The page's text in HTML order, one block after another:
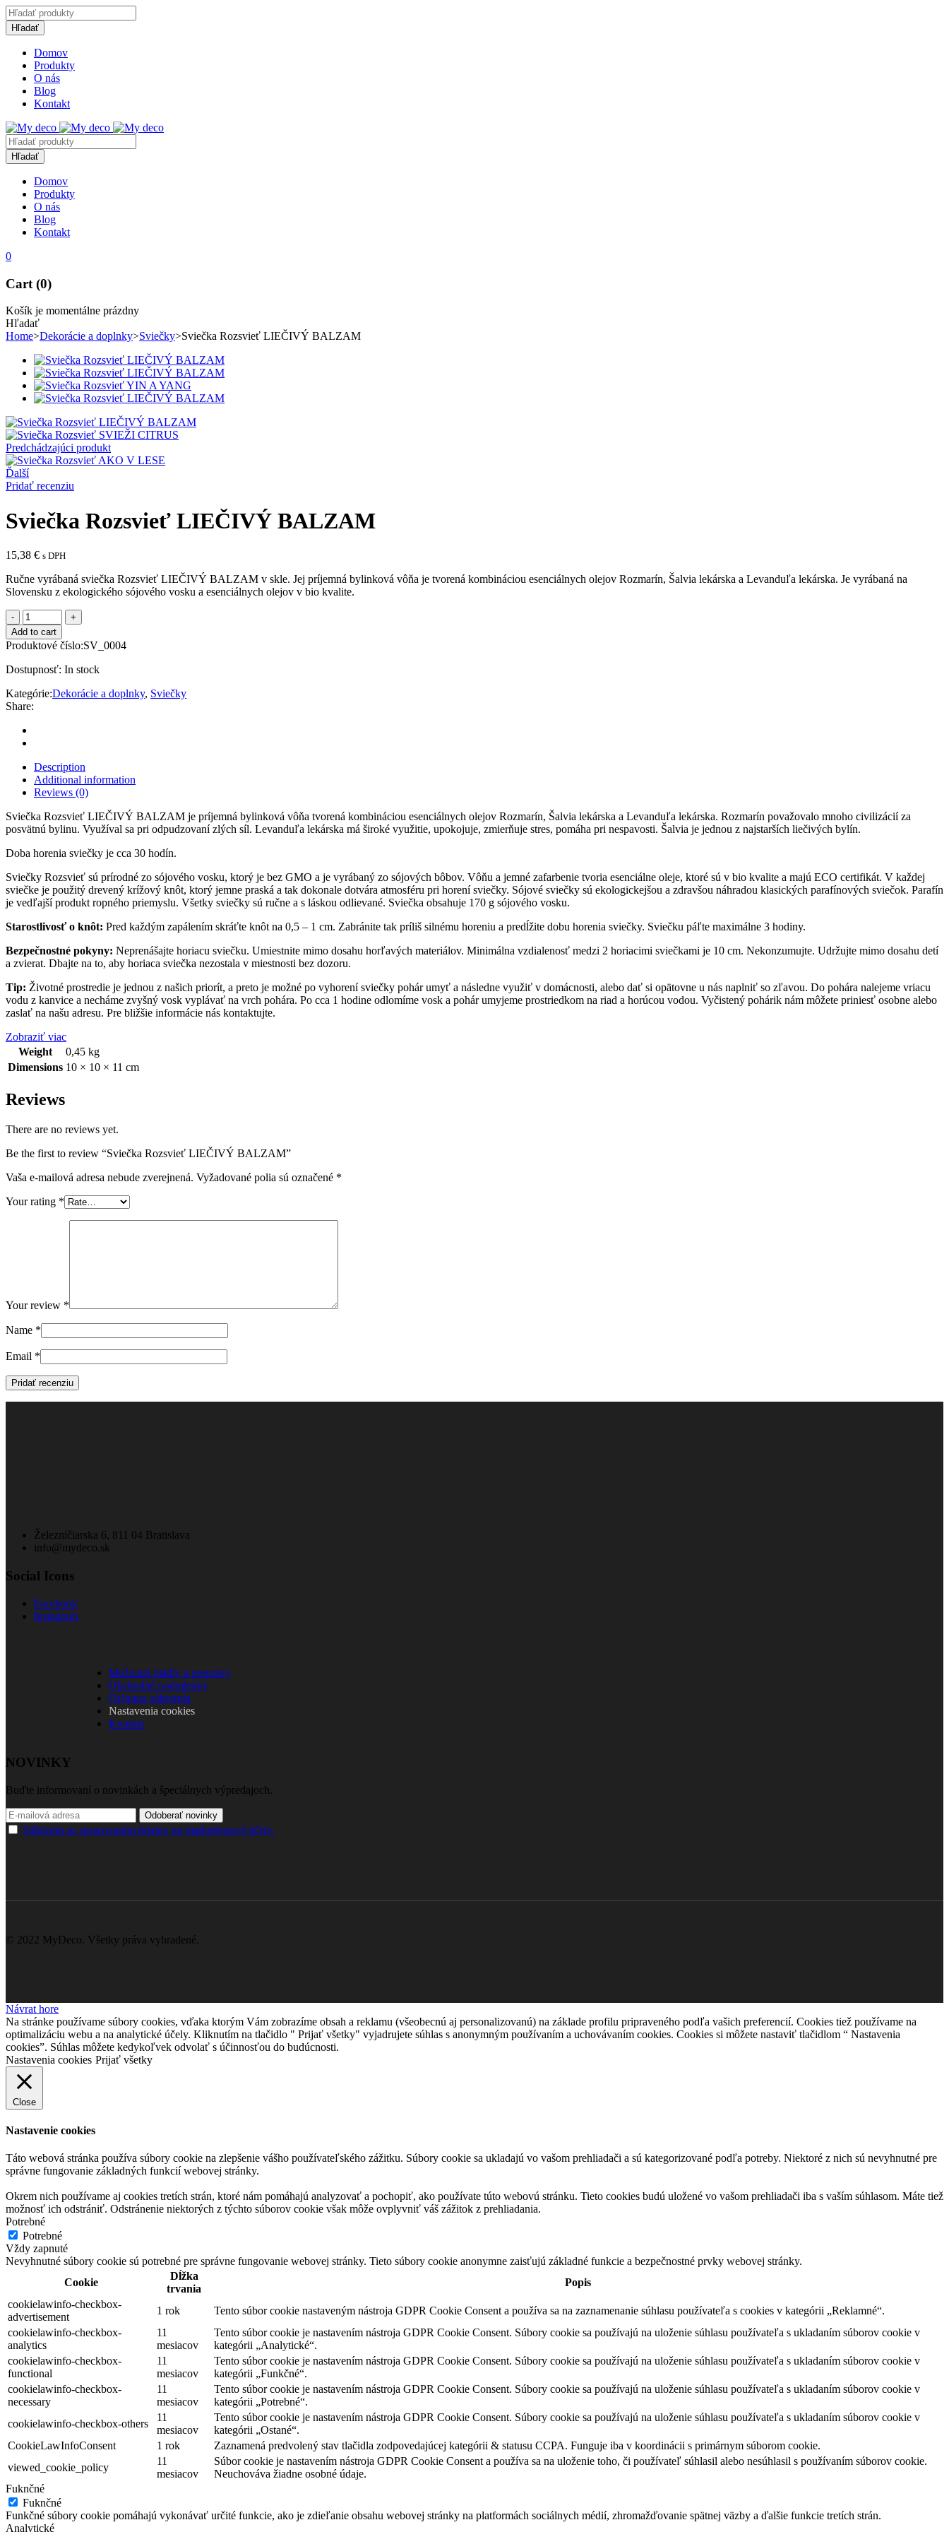
Domov
Produkty
O nás
Blog
Kontakt
Domov
Produkty
O nás
Blog
Kontakt
0
Cart (0)
Košík je momentálne prázdny
Hľadať
Home>Dekorácie a doplnky>Sviečky>Sviečka Rozsvieť LIEČIVÝ BALZAM
Predchádzajúci produkt
Ďalší
Pridať recenziu
Sviečka Rozsvieť LIEČIVÝ BALZAM
15,38 € s DPH
Ručne vyrábaná sviečka Rozsvieť LIEČIVÝ BALZAM v skle. Jej príjemná bylinková vôňa je tvorená kombináciou esenciálnych olejov Rozmarín, Šalvia lekárska a Levanduľa lekárska. Je vyrábaná na
Slovensku z ekologického sójového vosku a esenciálnych olejov v bio kvalite.
Sviečka
Rozsvieť
LIEČIVÝ
BALZAM
quantity
Add to cart
Produktové číslo:SV_0004
Dostupnosť: In stock
Kategórie:Dekorácie a doplnky, Sviečky
Share:
Description
Additional information
Reviews (0)
Sviečka Rozsvieť LIEČIVÝ BALZAM je príjemná bylinková vôňa tvorená kombináciou esenciálnych olejov Rozmarín, Šalvia lekárska a Levanduľa lekárska. Rozmarín považovalo mnoho civilizácií za
posvätnú bylinu. Využíval sa pri odpudzovaní zlých síl. Levanduľa lekárska má široké využitie, upokojuje, zmierňuje stres, pomáha pri nespavosti. Šalvia je jednou z najstarších liečivých bylín.
Doba horenia sviečky je cca 30 hodín.
Sviečky Rozsvieť sú prírodné zo sójového vosku, ktorý je bez GMO a je vyrábaný zo sójových bôbov. Vôňu a jemné zafarbenie tvoria esenciálne oleje, ktoré sú v bio kvalite a majú ECO certifikát. V každej
sviečke je použitý drevený krížový knôt, ktorý jemne praská a tak dokonale dotvára atmosféru pri horení sviečky. Sójové sviečky sú ekologickejšou a zdravšou náhradou klasických parafínových sviečok. Parafín
je vedľajší produkt ropného priemyslu. Všetky sviečky sú ručne a s láskou odlievané. Sviečka obsahuje 170 g sójového vosku.
Starostlivosť o knôt: Pred každým zapálením skráťte knôt na 0,5 – 1 cm. Zabránite tak príliš silnému horeniu a predĺžite dobu horenia sviečky. Sviečku páľte maximálne 3 hodiny.
Bezpečnostné pokyny: Neprenášajte horiacu sviečku. Umiestnite mimo dosahu horľavých materiálov. Minimálna vzdialenosť medzi 2 horiacimi sviečkami je 10 cm. Nekonzumujte. Udržujte mimo dosahu detí
a zvierat. Dbajte na to, aby horiaca sviečka nezostala v miestnosti bez dozoru.
Tip: Životné prostredie je jednou z našich priorít, a preto je možné po vyhorení sviečky pohár umyť a následne využiť v domácnosti, alebo dať si opätovne u nás naplniť so zľavou. Do pohára nalejeme vriacu
vodu z kanvice a necháme zvyšný vosk vyplávať na vrch pohára. Po cca 1 hodine odlomíme vosk a pohár umyjeme prostriedkom na riad a horúcou vodou. Vyčistený pohárik nám môžete priniesť osobne alebo
zaslať na našu adresu. Pre bližšie informácie nás kontaktujte.
Zobraziť viac
Weight
0,45 kg
Dimensions 10 × 10 × 11 cm
Reviews
There are no reviews yet.
Be the first to review “Sviečka Rozsvieť LIEČIVÝ BALZAM”
Vaša e-mailová adresa nebude zverejnená. Vyžadované polia sú označené *
Your rating *
Your review *
Name *
Email *
Železničiarska 6, 811 04 Bratislava
info@mydeco.sk
Social Icons
Facebook
Instagram
Možnosti platby a prepravy
Obchodné podmienky
Ochrana súkromia
Nastavenia cookies
Kontakt
NOVINKY
Buďte informovaní o novinkách a špeciálnych výpredajoch.
Odoberať novinky
Súhlasím so spracovaním údajov na marketingové účely.
© 2022 MyDeco. Všetky práva vyhradené.
Návrat hore
Na stránke používame súbory cookies, vďaka ktorým Vám zobrazíme obsah a reklamu (všeobecnú aj personalizovanú) na základe profilu pripraveného podľa vašich preferencií. Cookies tiež používame na
optimalizáciu webu a na analytické účely. Kliknutím na tlačidlo " Prijať všetky" vyjadrujete súhlas s anonymným používaním a uchovávaním cookies. Cookies si môžete nastaviť tlačidlom “ Nastavenia
cookies”. Súhlas môžete kedykoľvek odvolať s účinnosťou do budúcnosti.
Nastavenia cookies Prijať všetky
Close
Nastavenie cookies
Táto webová stránka používa súbory cookie na zlepšenie vášho používateľského zážitku. Súbory cookie sa ukladajú vo vašom prehliadači a sú kategorizované podľa potreby. Niektoré z nich sú nevyhnutné pre
správne fungovanie základných funkcií webovej stránky.
Okrem nich používame aj cookies tretích strán, ktoré nám pomáhajú analyzovať a pochopiť, ako používate túto webovú stránku. Tieto cookies budú uložené vo vašom prehliadači iba s vaším súhlasom. Máte tiež
možnosť ich odstrániť. Odstránenie niektorých z týchto súborov cookie však môže ovplyvniť váš zážitok z prehliadania.
Potrebné
Potrebné
Vždy zapnuté
Nevyhnutné súbory cookie sú potrebné pre správne fungovanie webovej stránky. Tieto súbory cookie anonymne zaisťujú základné funkcie a bezpečnostné prvky webovej stránky.
Cookie
Dĺžka
trvania
Popis
cookielawinfo-checkbox-
advertisement
1 rok
Tento súbor cookie nastaveným nástroja GDPR Cookie Consent a používa sa na zaznamenanie súhlasu používateľa s cookies v kategórii „Reklamné“.
cookielawinfo-checkbox-
analytics
11
mesiacov
Tento súbor cookie je nastavením nástroja GDPR Cookie Consent. Súbory cookie sa používajú na uloženie súhlasu používateľa s ukladaním súborov cookie v
kategórii „Analytické“.
cookielawinfo-checkbox-
functional
11
mesiacov
Tento súbor cookie je nastavením nástroja GDPR Cookie Consent. Súbory cookie sa používajú na uloženie súhlasu používateľa s ukladaním súborov cookie v
kategórii „Funkčné“.
cookielawinfo-checkbox-
necessary
11
mesiacov
Tento súbor cookie je nastavením nástroja GDPR Cookie Consent. Súbory cookie sa používajú na uloženie súhlasu používateľa s ukladaním súborov cookie v
kategórii „Potrebné“.
cookielawinfo-checkbox-others
11
mesiacov
Tento súbor cookie je nastavením nástroja GDPR Cookie Consent. Súbory cookie sa používajú na uloženie súhlasu používateľa s ukladaním súborov cookie v
kategórii „Ostané“.
CookieLawInfoConsent
1 rok
Zaznamená predvolený stav tlačidla zodpovedajúcej kategórii & statusu CCPA. Funguje iba v koordinácii s primárnym súborom cookie.
viewed_cookie_policy
11
mesiacov
Súbor cookie je nastavením nástroja GDPR Cookie Consent a používa sa na uloženie toho, či používateľ súhlasil alebo nesúhlasil s používaním súborov cookie.
Neuchováva žiadne osobné údaje.
Fuknčné
Fuknčné
Funkčné súbory cookie pomáhajú vykonávať určité funkcie, ako je zdieľanie obsahu webovej stránky na platformách sociálnych médií, zhromažďovanie spätnej väzby a ďalšie funkcie tretích strán.
Analytické